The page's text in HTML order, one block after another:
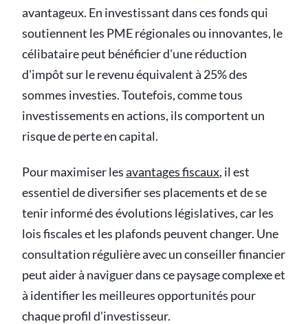
avantageux. En investissant dans ces fonds qui
soutiennent les PME régionales ou innovantes, le
célibataire peut bénéficier d'une réduction
d'impôt sur le revenu équivalent à 25% des
sommes investies. Toutefois, comme tous
investissements en actions, ils comportent un
risque de perte en capital.
Pour maximiser lesavantages fiscaux, il est
essentiel de diversifier ses placements et de se
tenir informé des évolutions législatives, car les
lois fiscales et les plafonds peuvent changer. Une
consultation régulière avec un conseiller financier
peut aider à naviguer dans ce paysage complexe et
à identifier les meilleures opportunités pour
chaque profil d'investisseur.